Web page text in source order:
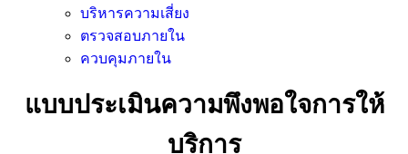
บริหารความเสี่ยง
ตรวจสอบภายใน
ควบคุมภายใน
แบบประเมินความพึงพอใจการให้
บริการ